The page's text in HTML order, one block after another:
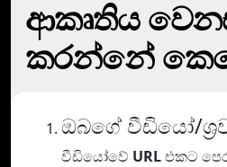
ආකෘතිය
කරන්නේ
ඔබගේ වීඩියෝ/
වීඩියෝවේ URLඑකට